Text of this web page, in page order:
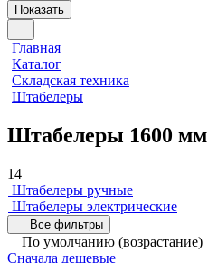
Показать
Главная
Каталог
Складская техника
Штабелеры
Штабелеры 1600 мм
14
Штабелеры ручные
Штабелеры электрические
Все фильтры
По умолчанию (возрастание)
Сначала дешевые